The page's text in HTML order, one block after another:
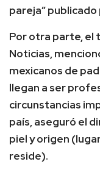
pareja” publicado
Por otra parte, el
Noticias,
mexicanos de
llegan a ser
circunstancias
país, aseguró el
piel y origen
reside).